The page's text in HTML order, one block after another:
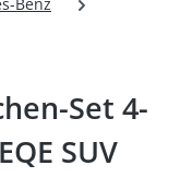
Set 4-
SUV